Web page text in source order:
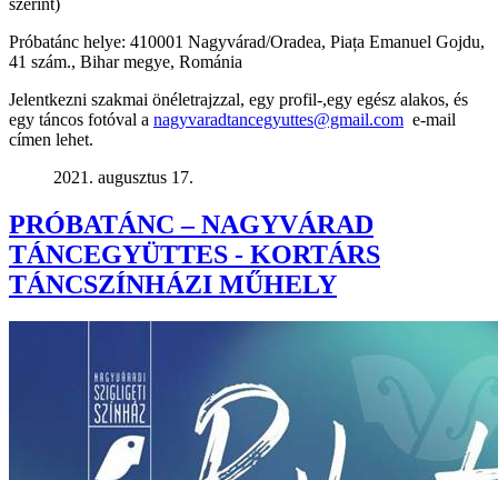
Próbatánc helye: 410001 Nagyvárad/Oradea, Piața Emanuel Gojdu,
41 szám., Bihar megye, Románia
Jelentkezni szakmai önéletrajzzal, egy profil-,egy egész alakos, és
egy táncos fotóval a nagyvaradtancegyuttes@gmail.com e-mail
címen lehet.
2021. augusztus 17.
PRÓBATÁNC – NAGYVÁRAD
TÁNCEGYÜTTES - KORTÁRS
TÁNCSZÍNHÁZI MŰHELY